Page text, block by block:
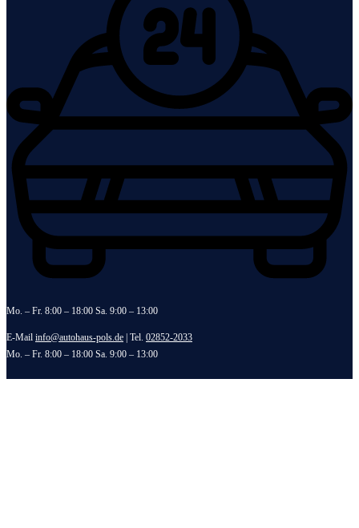
Mo. – Fr. 8:00 – 18:00 Sa. 9:00 – 13:00
E-Mail info@autohaus-pols.de | Tel. 02852-2033
Mo. – Fr. 8:00 – 18:00 Sa. 9:00 – 13:00